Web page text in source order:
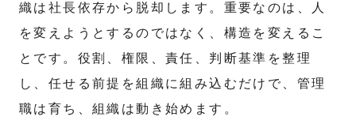
織は社長依存から脱却します。重要なのは、人
を変えようとするのではなく、構造を変えるこ
とです。役割、権限、責任、判断基準を整理
し、任せる前提を組織に組み込むだけで、管理
職は育ち、組織は動き始めます。